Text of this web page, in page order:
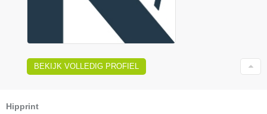
BEKIJK VOLLEDIG PROFIEL
Hipprint